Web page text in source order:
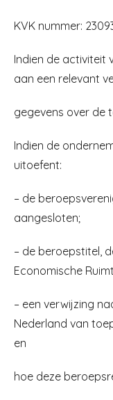
KVK nummer:
Indien de activiteit
aan een relevant
gegevens over de
Indien de
uitoefent:
– de
aangesloten;
– de beroepstitel,
Economische
– een verwijzing
Nederland van
en
hoe deze